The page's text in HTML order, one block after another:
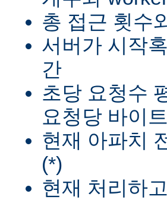
총 접근 횟수
서버가 시작
간
초당 요청수
요청당 바이
현재 아파치
(*)
현재 처리하